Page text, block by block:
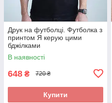
Друк на футболці. Футболка з
принтом Я керую цими
бджілками
В наявності
648 ₴ 720 ₴
Купити